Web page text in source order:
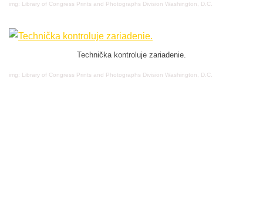
img: Library of Congress Prints and Photographs Division Washington, D.C.
Technička kontroluje zariadenie.
img: Library of Congress Prints and Photographs Division Washington, D.C.